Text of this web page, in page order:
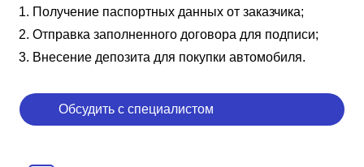
Получение паспортных данных от заказчика;
Отправка заполненного договора для подписи;
Внесение депозита для покупки автомобиля.
Обсудить с специалистом